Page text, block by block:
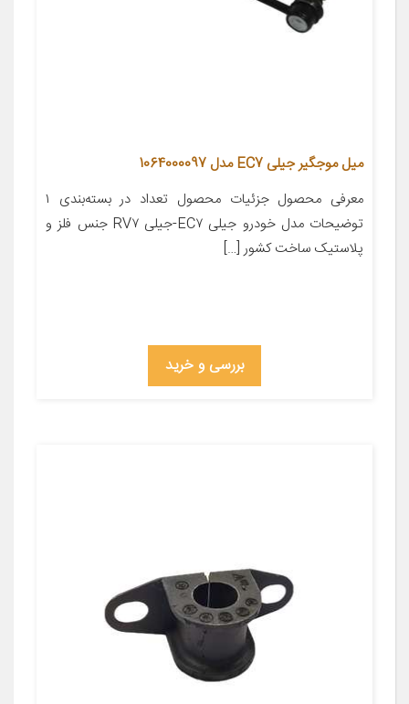
میل موجگیر جیلی EC7 مدل 1064000097
معرفی محصول جزئیات محصول تعداد در بسته‌بندی ۱
توضیحات مدل خودرو جیلی EC۷-جیلی RV۷ جنس فلز و
پلاستیک ساخت کشور […]
بررسی و خرید